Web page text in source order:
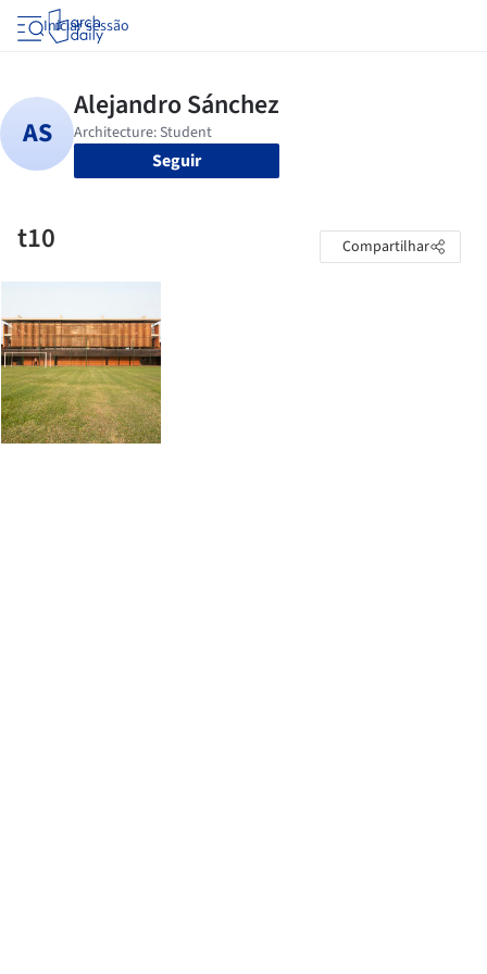
Iniciar sessão
Seguir
t10 Compartilhar